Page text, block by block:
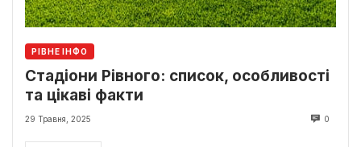
РІВНЕ ІНФО
Стадіони Рівного: список, особливості
та цікаві факти
29 Травня, 2025 0